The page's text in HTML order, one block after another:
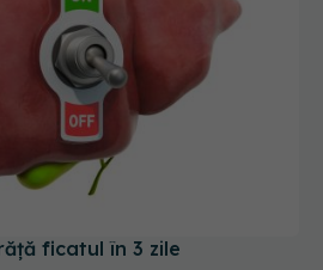
ficatul în 3 zile